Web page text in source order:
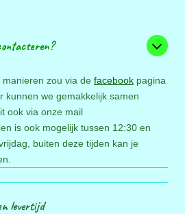
zou via de facebook pagina
kunnen we gemakkelijk samen
ook via onze mail
is ook mogelijk tussen 12:30 en
buiten deze tijden kan je
levertijd